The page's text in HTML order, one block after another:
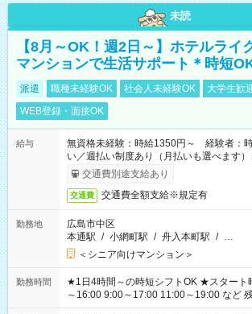
未読
【8月～OK！週2日～】ホテルライ
マンションで生活サポート＊時短
派遣 職種未経験OK 社会人未経験OK 大学生歓
WEB登録・面接OK
給与
無資格未経験：時給1350円～ 経験者
い／週払い制度あり（月払いも選べます
完了次第のお支払いとなります。
交通費別途支給あり
交通費 交通費全額支給※規定有
勤務地
広島市中区
本通駅 / 小網町駅 / 舟入本町駅 / …
＜シニア向けマンション＞
勤務時間
★1日4時間～の時短シフトOK ★スタート時間選べます！ 7:00
～16:00 9:00～17:00 11:00～19:00 など 残業なし
の場合、他のお仕事と合わせ週40時間超